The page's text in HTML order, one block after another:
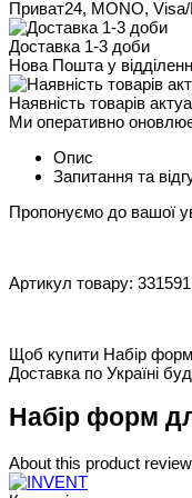
Приват24, MONO,
Доставка 1-3 доби
Нова Пошта у
Наявність товарів
Ми оперативно
Опис
Запитання та
Пропонуємо до вашої
Артикул товару:
Щоб купити Набір форм
Доставка по Україні
Набір форм
About this product